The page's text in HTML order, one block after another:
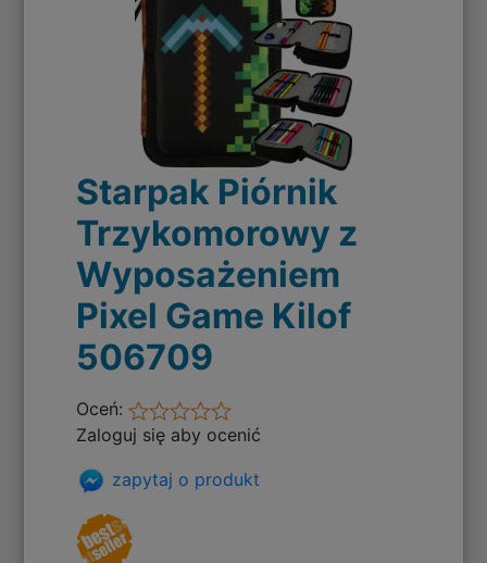
Starpak Piórnik
Trzykomorowy z
Wyposażeniem
Pixel Game Kilof
506709
Oceń:
Zaloguj się aby ocenić
zapytaj o produkt